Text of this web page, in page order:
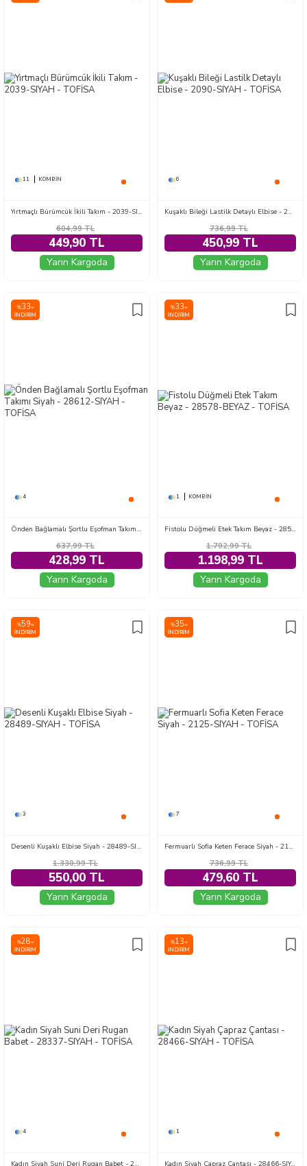
11 KOMBIN
Yırtmaçlı Bürümcük İkili Takım - 2039-SIYAH
604,99TL
449,90 TL
Yarın Kargoda
6
Kuşaklı Bileği Lastilk Detaylı Elbise - 2090-SIYAH
736,99TL
450,99 TL
Yarın Kargoda
%33
İNDIRIM
4
Önden Bağlamalı Şortlu Eşofman Takımı Siyah - 28612-SIYAH
637,99TL
428,99 TL
Yarın Kargoda
%33
İNDIRIM
1 KOMBIN
Fistolu Düğmeli Etek Takım Beyaz - 28578-BEYAZ
1.792,99TL
1.198,99 TL
Yarın Kargoda
%59
İNDIRIM
3
Desenli Kuşaklı Elbise Siyah - 28489-SIYAH
1.330,99TL
550,00 TL
Yarın Kargoda
%35
İNDIRIM
7
Fermuarlı Sofia Keten Ferace Siyah - 2125-SIYAH
736,99TL
479,60 TL
Yarın Kargoda
%28
İNDIRIM
4
Kadın Siyah Suni Deri Rugan Babet - 28337-SIYAH
%13
İNDIRIM
1
Kadın Siyah Çapraz Çantası - 28466-SIYAH